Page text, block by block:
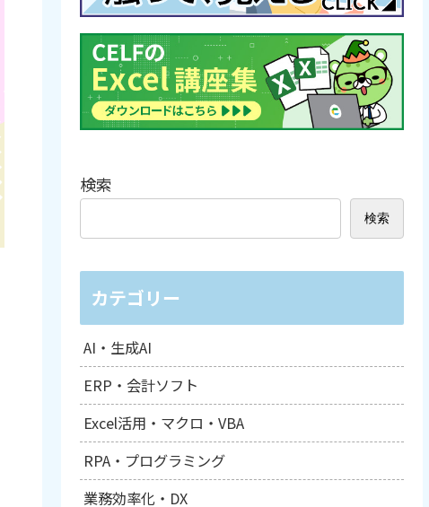
検索
検索
カテゴリー
AI・生成AI
ERP・会計ソフト
Excel活用・マクロ・VBA
RPA・プログラミング
業務効率化・DX